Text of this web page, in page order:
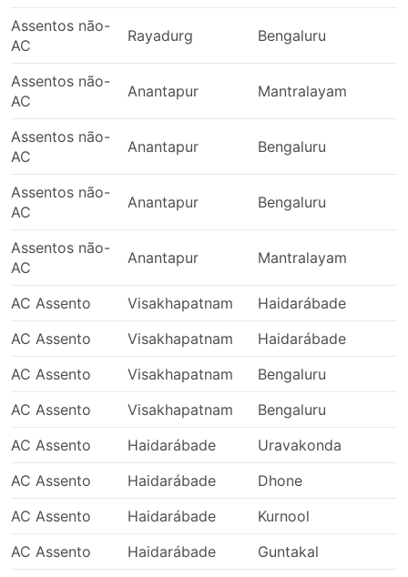
Assentos não-
AC
Rayadurg Bengaluru
Assentos não-
AC
Anantapur Mantralayam
Assentos não-
AC
Anantapur Bengaluru
Assentos não-
AC
Anantapur Bengaluru
Assentos não-
AC
Anantapur Mantralayam
AC Assento Visakhapatnam Haidarábade
AC Assento
Visakhapatnam Haidarábade
AC Assento
Visakhapatnam Bengaluru
AC Assento
Visakhapatnam Bengaluru
AC Assento
Haidarábade Uravakonda
AC Assento
Haidarábade Dhone
AC Assento
Haidarábade Kurnool
AC Assento
Haidarábade Guntakal